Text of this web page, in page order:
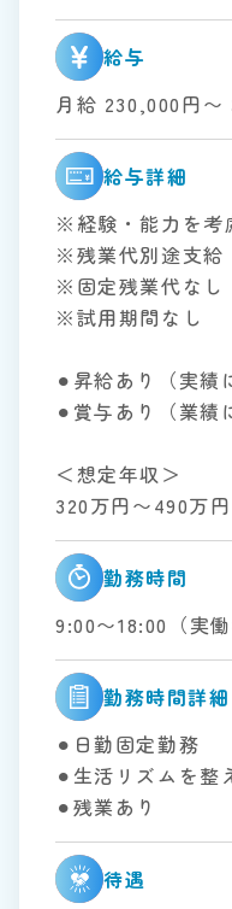
給与
月給 230,000円〜
給与詳細
※経験・能力を考
※残業代別途支給
※固定残業代なし
※試用期間なし
⚫︎昇給あり（実績
⚫︎賞与あり（業績
＜想定年収＞
320万円〜490万円
勤務時間
9:00〜18:00（実
勤務時間詳細
⚫︎日勤固定勤務
⚫︎生活リズムを整
⚫︎残業あり
待遇